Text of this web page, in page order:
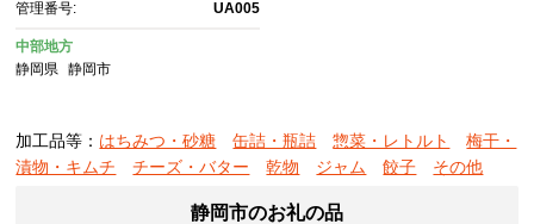
管理番号:
UA005
中部地方
静岡県
静岡市
加工品等： はちみつ・砂糖 缶詰・瓶詰 惣菜・レトルト
梅干・
漬物・キムチ
チーズ・バター 乾物 ジャム 餃子 その他
静岡市のお礼の品